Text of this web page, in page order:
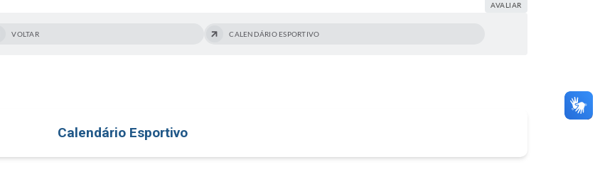
AVALIAR
VOLTAR CALENDÁRIO ESPORTIVO
Calendário Esportivo